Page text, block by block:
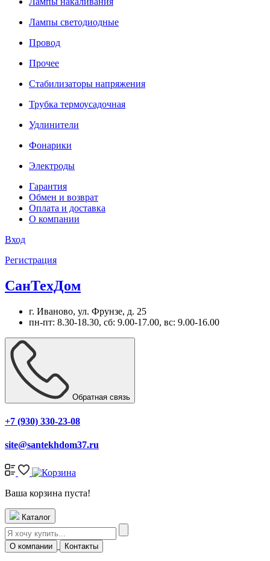
Лампы светодиодные
Провод
Прочее
Стабилизаторы напряжения
Трубка термоусадочная
Удлинители
Фонарики
Электроды
Гарантия
Обмен и возврат
Оплата и доставка
О компании
Вход
Регистрация
СанТехДом
г. Иваново, ул. Фрунзе, д. 25
пн-пт: 8.30-18.30, сб: 9.00-17.00, вс: 9.00-16.00
Обратная связь
+7 (930) 330-23-08
site@santekhdom37.ru
Ваша корзина пуста!
Каталог
О компании Контакты